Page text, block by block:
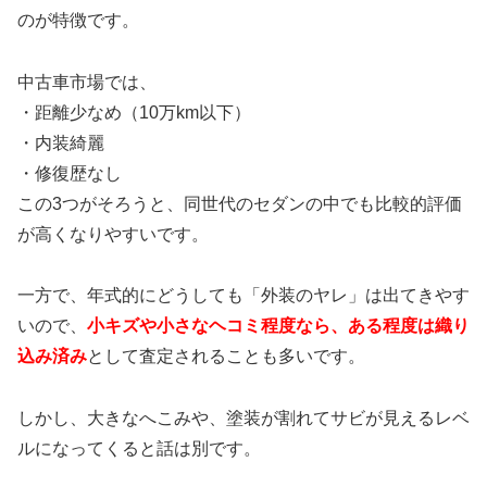
のが特徴です。
中古車市場では、
・距離少なめ（10万km以下）
・内装綺麗
・修復歴なし
この3つがそろうと、同世代のセダンの中でも比較的評価
が高くなりやすいです。
一方で、年式的にどうしても「外装のヤレ」は出てきやす
いので、 小キズや小さなヘコミ程度なら、ある程度は織り
込み済みとして査定されることも多いです。
しかし、大きなへこみや、塗装が割れてサビが見えるレベ
ルになってくると話は別です。